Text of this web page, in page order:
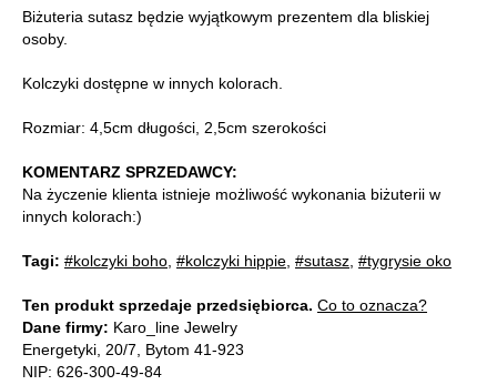
Biżuteria sutasz będzie wyjątkowym prezentem dla bliskiej
osoby.
Kolczyki dostępne w innych kolorach.
Rozmiar: 4,5cm długości, 2,5cm szerokości
KOMENTARZ SPRZEDAWCY:
Na życzenie klienta istnieje możliwość wykonania biżuterii w
innych kolorach:)
Tagi: #kolczyki boho, #kolczyki hippie, #sutasz, #tygrysie oko
Ten produkt sprzedaje przedsiębiorca. Co to oznacza?
Dane firmy: Karo_line Jewelry
Energetyki, 20/7, Bytom 41-923
NIP: 626-300-49-84